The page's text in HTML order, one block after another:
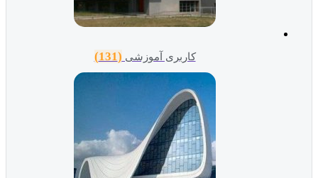
کاربری آموزشی(131)